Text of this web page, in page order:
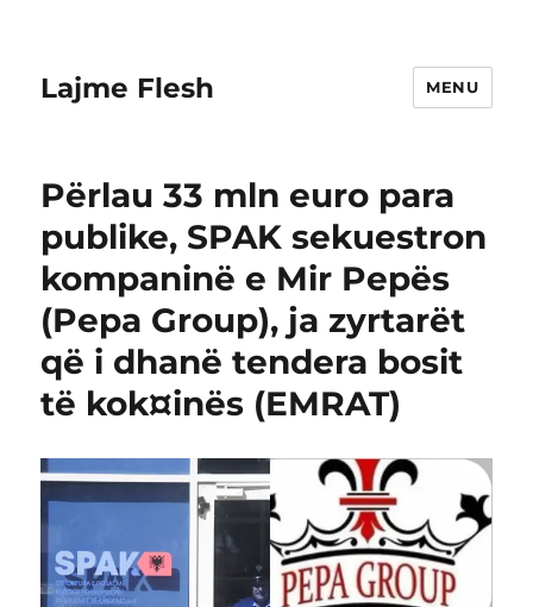
Lajme Flesh MENU
Përlau 33 mln euro para
publike, SPAK sekuestron
kompaninë e Mir Pepës
(Pepa Group), ja zyrtarët
që i dhanë tendera bosit
të kok¤inës (EMRAT)